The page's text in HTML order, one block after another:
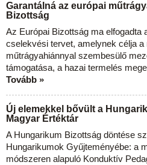
Garantálná az európai
Bizottság
Az Európai Bizottság ma elfogadta
cselekvési tervet, amelynek célja
műtrágyahiánnyal szembesülő
támogatása, a hazai termelés
Tovább »
Új elemekkel bővült a
Magyar Értéktár
A Hungarikum Bizottság döntése
Hungarikumok Gyűjteményébe: a
módszeren alapuló Konduktív